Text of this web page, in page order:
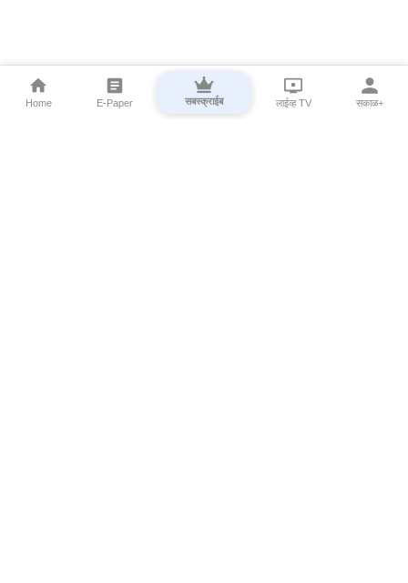
Home E-Paper सबस्क्राईब लाईव्ह TV सकाळ+